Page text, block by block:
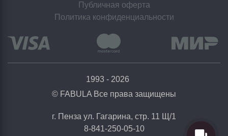
Публичная оферта
Политика конфиденциальности
1993 - 2026
© FABULA Все права защищены
г. Пенза ул. Гагарина, стр. 11 Щ/1
8-841-250-05-10